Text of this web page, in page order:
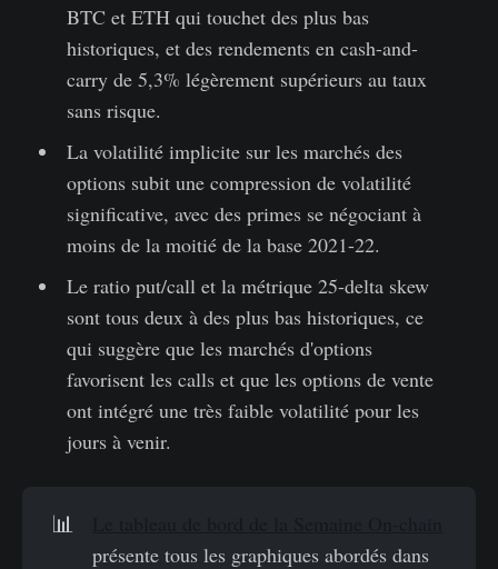
BTC et ETH qui touchet des plus bas
historiques, et des rendements en cash-and-
carry de 5,3% légèrement supérieurs au taux
sans risque.
La volatilité implicite sur les marchés des
options subit une compression de volatilité
significative, avec des primes se négociant à
moins de la moitié de la base 2021-22.
Le ratio put/call et la métrique 25-delta skew
sont tous deux à des plus bas historiques, ce
qui suggère que les marchés d'options
favorisent les calls et que les options de vente
ont intégré une très faible volatilité pour les
jours à venir.
📊
présente tous les graphiques abordés dans